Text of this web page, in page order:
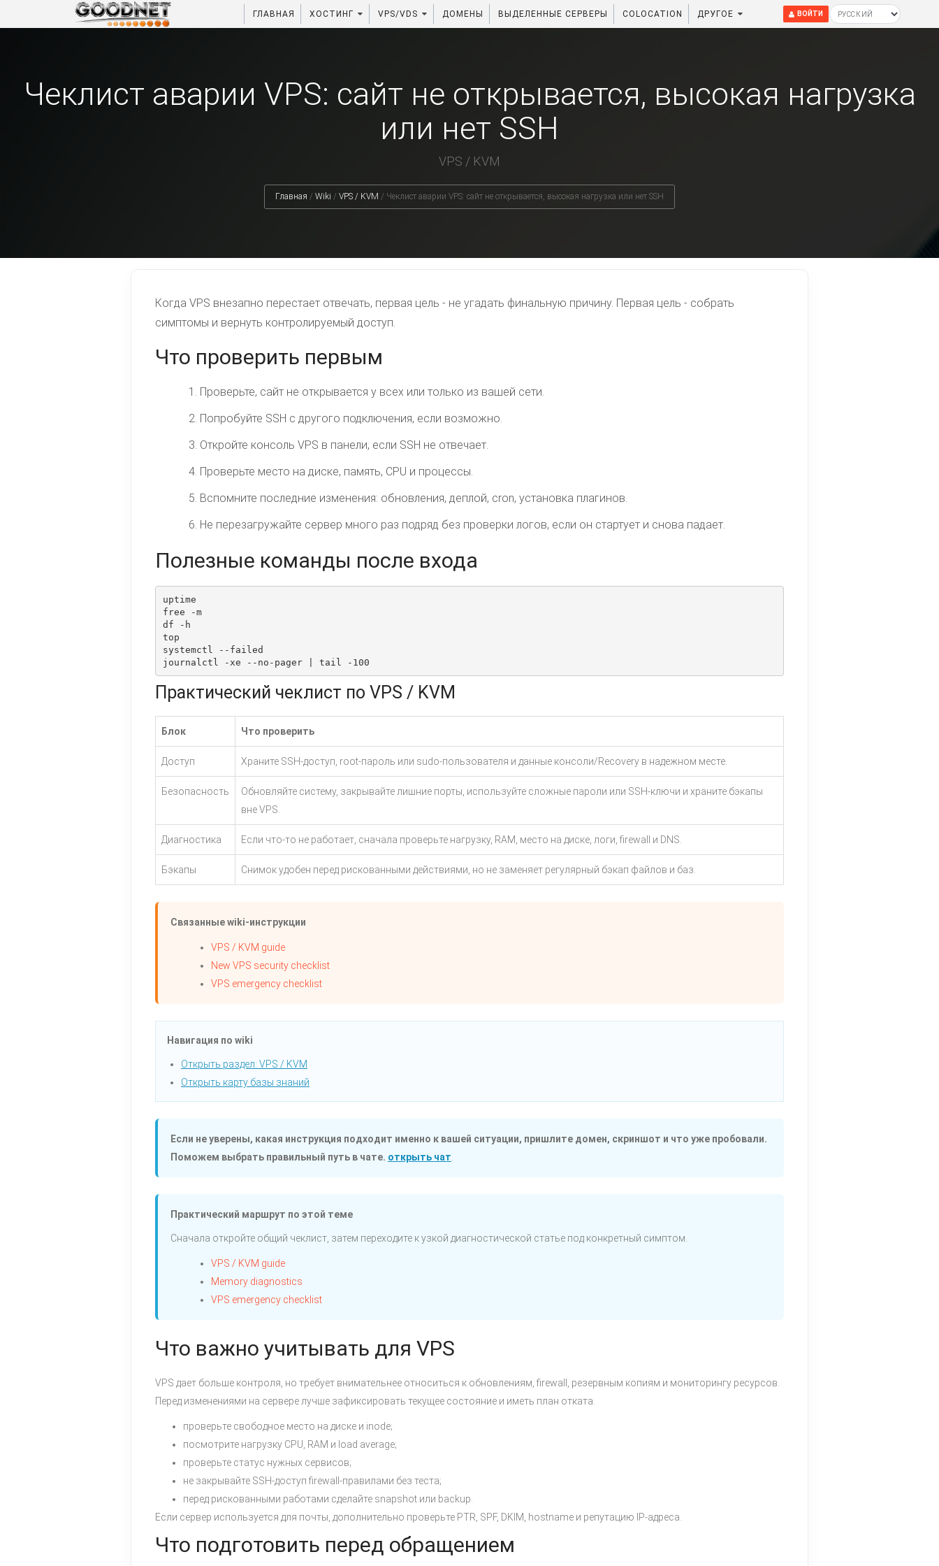
ГЛАВНАЯ ХОСТИНГ VPS/VDS ДОМЕНЫ ВЫДЕЛЕННЫЕ СЕРВЕРЫ COLOCATION ДРУГОЕ ВОЙТИ
Чеклист аварии VPS: сайт не открывается, высокая нагрузка
или нет SSH
VPS / KVM
Главная / Wiki / VPS / KVM / Чеклист аварии VPS: сайт не открывается, высокая нагрузка или нет SSH
Когда VPS внезапно перестает отвечать, первая цель - не угадать финальную причину. Первая цель - собрать
симптомы и вернуть контролируемый доступ.
Что проверить первым
Проверьте, сайт не открывается у всех или только из вашей сети.
Попробуйте SSH с другого подключения, если возможно.
Откройте консоль VPS в панели, если SSH не отвечает.
Проверьте место на диске, память, CPU и процессы.
Вспомните последние изменения: обновления, деплой, cron, установка плагинов.
Не перезагружайте сервер много раз подряд без проверки логов, если он стартует и снова падает.
Полезные команды после входа
uptime
free -m
df -h
top
systemctl --failed
journalctl -xe --no-pager | tail -100
Практический чеклист по VPS / KVM
Блок Что проверить
Доступ Храните SSH-доступ, root-пароль или sudo-пользователя и данные консоли/Recovery в надежном месте.
Безопасность
Обновляйте систему, закрывайте лишние порты, используйте сложные пароли или SSH-ключи и храните бэкапы
вне VPS.
Диагностика Если что-то не работает, сначала проверьте нагрузку, RAM, место на диске, логи, firewall и DNS.
Бэкапы Снимок удобен перед рискованными действиями, но не заменяет регулярный бэкап файлов и баз.
Связанные wiki-инструкции
VPS / KVM guide
New VPS security checklist
VPS emergency checklist
Навигация по wiki
Открыть раздел: VPS / KVM
Открыть карту базы знаний
Если не уверены, какая инструкция подходит именно к вашей ситуации, пришлите домен, скриншот и что уже пробовали.
Поможем выбрать правильный путь в чате. открыть чат
Практический маршрут по этой теме
Сначала откройте общий чеклист, затем переходите к узкой диагностической статье под конкретный симптом.
VPS / KVM guide
Memory diagnostics
VPS emergency checklist
Что важно учитывать для VPS
VPS дает больше контроля, но требует внимательнее относиться к обновлениям, firewall, резервным копиям и мониторингу ресурсов.
Перед изменениями на сервере лучше зафиксировать текущее состояние и иметь план отката.
проверьте свободное место на диске и inode;
посмотрите нагрузку CPU, RAM и load average;
проверьте статус нужных сервисов;
не закрывайте SSH-доступ firewall-правилами без теста;
перед рискованными работами сделайте snapshot или backup.
Если сервер используется для почты, дополнительно проверьте PTR, SPF, DKIM, hostname и репутацию IP-адреса.
Что подготовить перед обращением